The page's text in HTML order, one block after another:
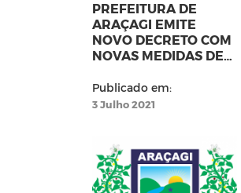
PREFEITURA DE
ARAÇAGI EMITE
NOVO DECRETO COM
NOVAS MEDIDAS DE
CORONAVÍRUS
Publicado em:
3 Julho 2021